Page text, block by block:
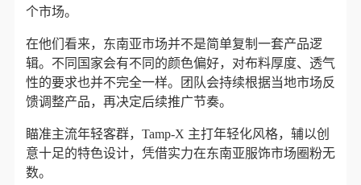
个市场。
在他们看来，东南亚市场并不是简单复制一套产品逻
辑。不同国家会有不同的颜色偏好，对布料厚度、透气
性的要求也并不完全一样。团队会持续根据当地市场反
馈调整产品，再决定后续推广节奏。
瞄准主流年轻客群，Tamp-X 主打年轻化风格，辅以创
意十足的特色设计，凭借实力在东南亚服饰市场圈粉无
数。